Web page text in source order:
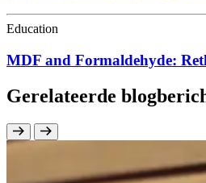
Education
MDF and Formaldehyde:
Gerelateerde